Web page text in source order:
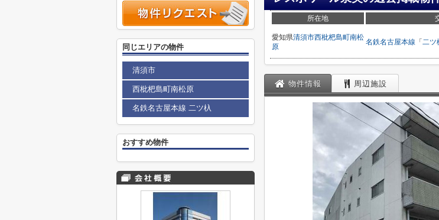
所在地
愛知県清須市西枇杷島町南松
原
名鉄名古屋本線 「 二ツ
物件情報 周辺施設
同じエリアの物件
清須市
西枇杷島町南松原
名鉄名古屋本線 二ツ杁
おすすめ物件